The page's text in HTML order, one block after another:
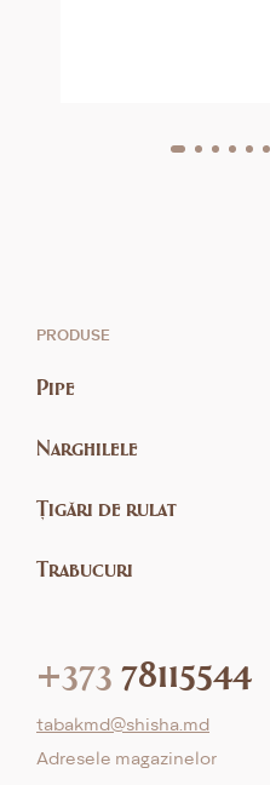
PRODUSE
Pipe
Narghilele
Țigări de rulat
Trabucuri
+373 78115544
tabakmd@shisha.md
Adresele magazinelor